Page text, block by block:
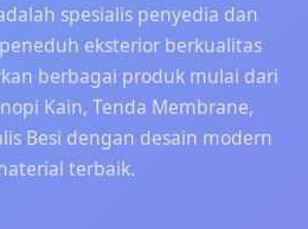
spesialis penyedia dan
eksterior berkualitas
berbagai produk mulai dari
Kain, Tenda Membrane,
Besi dengan desain modern
terbaik.